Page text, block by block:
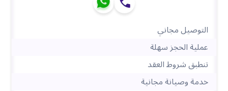
التوصيل مجاني
عملية الحجز سهلة
تنطبق شروط العقد
خدمة وصيانة مجانية